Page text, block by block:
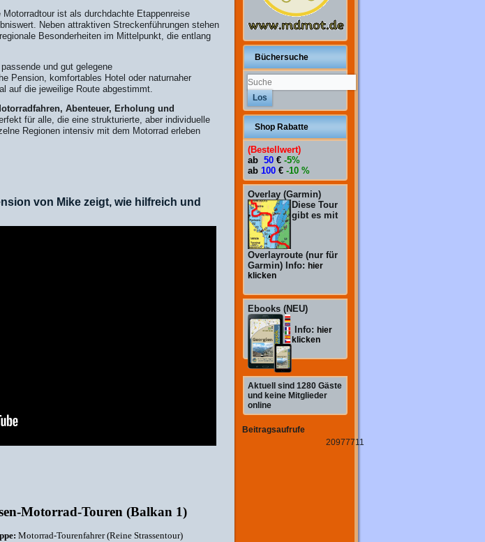
Motorradtour ist als durchdachte Etappenreise
Neben attraktiven Streckenführungen stehen
Besonderheiten im Mittelpunkt, die entlang
und gut gelegene
Pension, komfortables Hotel oder naturnaher
auf die jeweilige Route abgestimmt.
Abenteuer, Erholung und
für alle, die eine strukturierte, aber individuelle
Regionen intensiv mit dem Motorrad erleben
von Mike zeigt, wie hilfreich und
Motorrad-Touren (Balkan 1)
Motorrad-Tourenfahrer (Reine Strassentour)
Büchersuche
Shop Rabatte
(Bestellwert)
ab 50 € -5%
ab 100 € -10 %
Overlay (Garmin)
Diese Tour
gibt es mit
Overlayroute (nur für
Garmin) Info: hier
klicken
Ebooks (NEU)
Info: hier
klicken
Aktuell sind 1280 Gäste
und keine Mitglieder
online
Beitragsaufrufe
20977711